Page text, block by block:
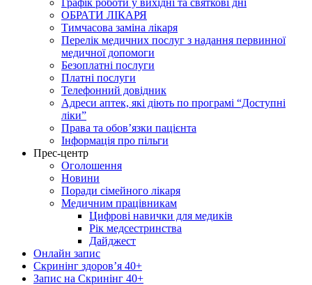
Графік роботи у вихідні та святкові дні
ОБРАТИ ЛІКАРЯ
Тимчасова заміна лікаря
Перелік медичних послуг з надання первинної
медичної допомоги
Безоплатні послуги
Платні послуги
Телефонний довідник
Адреси аптек, які діють по програмі “Доступні
ліки”
Права та обов’язки пацієнта
Інформація про пільги
Прес-центр
Оголошення
Новини
Поради сімейного лікаря
Медичним працівникам
Цифрові навички для медиків
Рік медсестринства
Дайджест
Онлайн запис
Скринінг здоров’я 40+
Запис на Скринінг 40+